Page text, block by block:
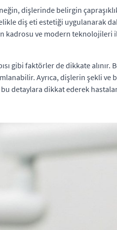
dişlerinde belirgin
diş eti estetiği uygulanarak
kadrosu ve modern
gibi faktörler de dikkate
Ayrıca, dişlerin şekli ve
detaylara dikkat ederek